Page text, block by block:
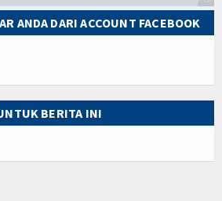
ANDA DARI ACCOUNT FACEBOOK
BERITA INI